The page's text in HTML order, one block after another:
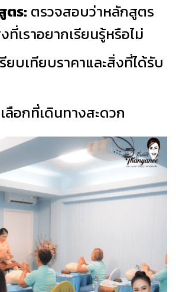
ตร: ตรวจสอบว่าหลักสูตร
เราอยากเรียนรู้หรือไม่
ยบเทียบราคาและสิ่งที่ได้รับ
เลือกที่เดินทางสะดวก